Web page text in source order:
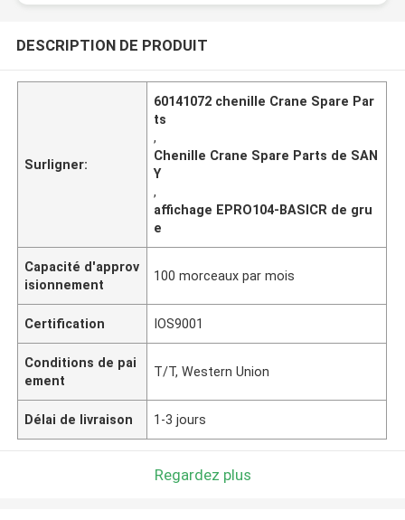
DESCRIPTION DE PRODUIT
Surligner:
60141072 chenille Crane Spare Par
ts
,
Chenille Crane Spare Parts de SAN
Y
,
affichage EPRO104-BASICR de gru
e
Capacité d'approv
isionnement
100 morceaux par mois
Certification IOS9001
Conditions de pai
ement
T/T, Western Union
Délai de livraison 1-3 jours
Regardez plus